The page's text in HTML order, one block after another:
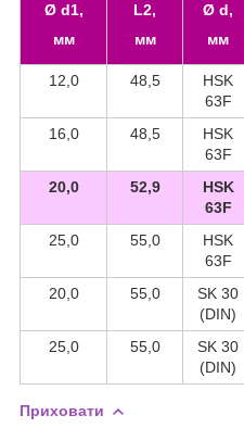
Ø d1,
мм
L2,
мм
Ø d,
мм
12,0 48,5
HSK
63F
16,0 48,5
HSK
63F
20,0 52,9
HSK
63F
25,0 55,0
HSK
63F
20,0 55,0
SK 30
(DIN)
25,0 55,0
SK 30
(DIN)
Приховати